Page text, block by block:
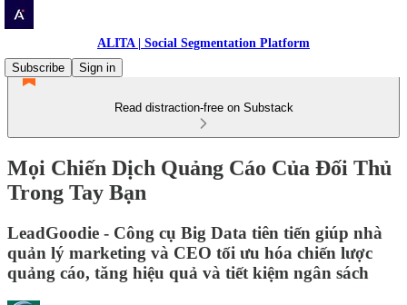
ALITA | Social Segmentation Platform
Subscribe
Sign in
Read distraction-free on Substack
Mọi Chiến Dịch Quảng Cáo Của Đối Thủ
Trong Tay Bạn
LeadGoodie - Công cụ Big Data tiên tiến giúp nhà
quản lý marketing và CEO tối ưu hóa chiến lược
quảng cáo, tăng hiệu quả và tiết kiệm ngân sách